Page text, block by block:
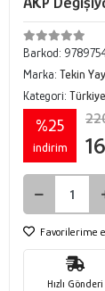
Barkod:
Marka: Tekin
Kategori:
%25
indirim
Favorilerime
Hızlı Gönderi